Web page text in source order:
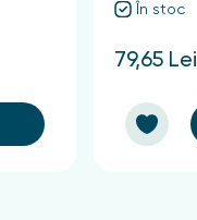
În stoc
79,65 Lei